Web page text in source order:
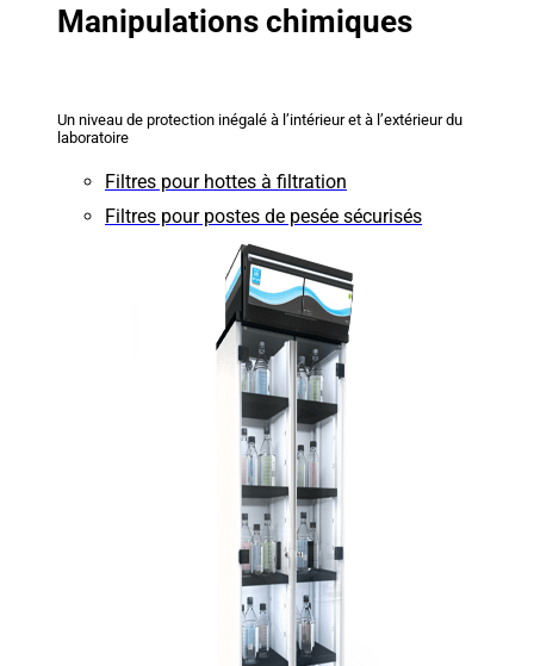
Manipulations chimiques
Un niveau de protection inégalé à l’intérieur et à l’extérieur du
laboratoire
Filtres pour hottes à filtration
Filtres pour postes de pesée sécurisés